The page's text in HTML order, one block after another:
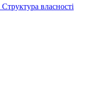
Структура власності